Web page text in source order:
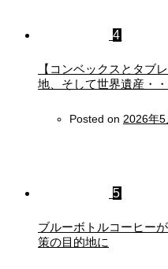
4
【コンベックスとタブ
地、そして世界遺産・
Posted on 2026年5
5
ブルーボトルコーヒー
策の目的地に